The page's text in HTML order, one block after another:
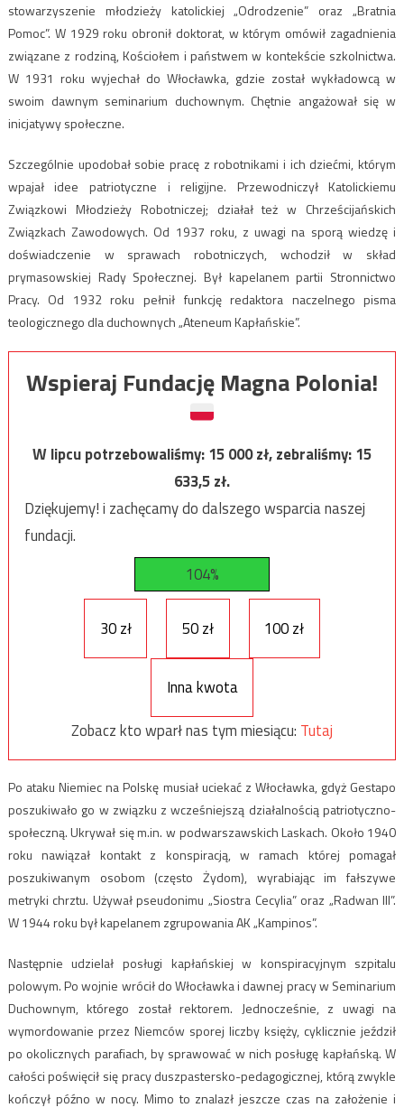
stowarzyszenie młodzieży katolickiej „Odrodzenie” oraz „Bratnia
Pomoc”. W 1929 roku obronił doktorat, w którym omówił zagadnienia
związane z rodziną, Kościołem i państwem w kontekście szkolnictwa.
W 1931 roku wyjechał do Włocławka, gdzie został wykładowcą w
swoim dawnym seminarium duchownym. Chętnie angażował się w
inicjatywy społeczne.
Szczególnie upodobał sobie pracę z robotnikami i ich dziećmi, którym
wpajał idee patriotyczne i religijne. Przewodniczył Katolickiemu
Związkowi Młodzieży Robotniczej; działał też w Chrześcijańskich
Związkach Zawodowych. Od 1937 roku, z uwagi na sporą wiedzę i
doświadczenie w sprawach robotniczych, wchodził w skład
prymasowskiej Rady Społecznej. Był kapelanem partii Stronnictwo
Pracy. Od 1932 roku pełnił funkcję redaktora naczelnego pisma
teologicznego dla duchownych „Ateneum Kapłańskie”.
Wspieraj Fundację Magna Polonia!
W lipcu potrzebowaliśmy:15 000zł, zebraliśmy:15
633,5zł.
Dziękujemy! i zachęcamy do dalszego wsparcia naszej
fundacji.
104%
30 zł 50 zł 100 zł
Inna kwota
Zobacz kto wparł nas tym miesiącu: Tutaj
Po ataku Niemiec na Polskę musiał uciekać z Włocławka, gdyż Gestapo
poszukiwało go w związku z wcześniejszą działalnością patriotyczno-
społeczną. Ukrywał się m.in. w podwarszawskich Laskach. Około 1940
roku nawiązał kontakt z konspiracją, w ramach której pomagał
poszukiwanym osobom (często Żydom), wyrabiając im fałszywe
metryki chrztu. Używał pseudonimu „Siostra Cecylia” oraz „Radwan III”.
W 1944 roku był kapelanem zgrupowania AK „Kampinos”.
Następnie udzielał posługi kapłańskiej w konspiracyjnym szpitalu
polowym. Po wojnie wrócił do Włocławka i dawnej pracy w Seminarium
Duchownym, którego został rektorem. Jednocześnie, z uwagi na
wymordowanie przez Niemców sporej liczby księży, cyklicznie jeździł
po okolicznych parafiach, by sprawować w nich posługę kapłańską. W
całości poświęcił się pracy duszpastersko-pedagogicznej, którą zwykle
kończył późno w nocy. Mimo to znalazł jeszcze czas na założenie i